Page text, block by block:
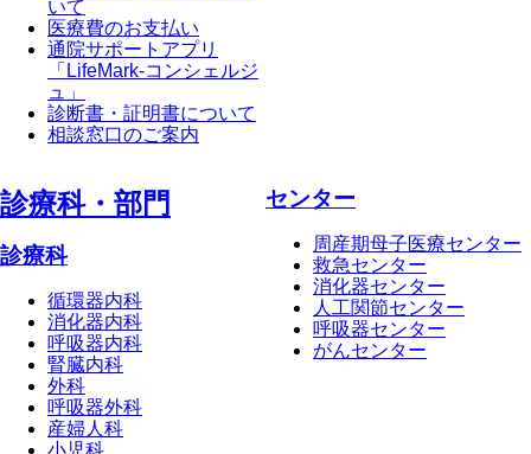
いて
医療費のお支払い
通院サポートアプリ
「LifeMark-コンシェルジ
ュ」
診断書・証明書について
相談窓口のご案内
診療科・部⾨
診療科
循環器内科
消化器内科
呼吸器内科
腎臓内科
外科
呼吸器外科
産婦人科
小児科
センター
周産期母子医療センター
救急センター
消化器センター
人工関節センター
呼吸器センター
がんセンター